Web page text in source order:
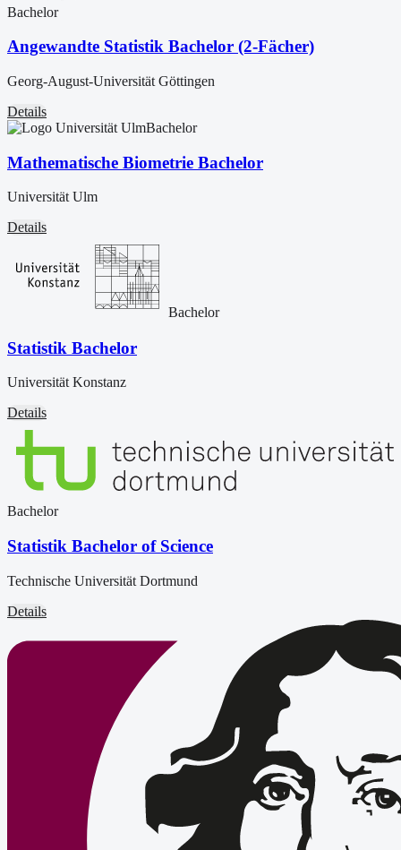
Bachelor
Angewandte Statistik Bachelor (2-Fächer)
Georg-August-Universität Göttingen
Details
Bachelor
Mathematische Biometrie Bachelor
Universität Ulm
Details
Bachelor
Statistik Bachelor
Universität Konstanz
Details
Bachelor
Statistik Bachelor of Science
Technische Universität Dortmund
Details